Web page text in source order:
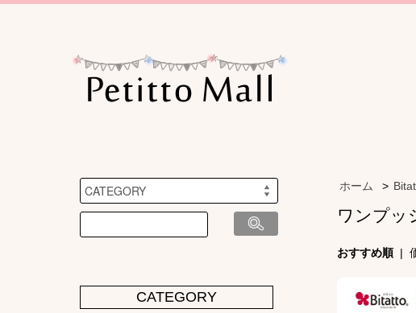
ホーム >
ワンプッ
おすすめ順|
CATEGORY